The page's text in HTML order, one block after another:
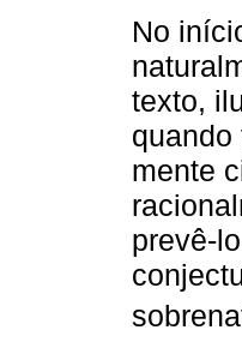
No
texto,
quando
mente
prevê-